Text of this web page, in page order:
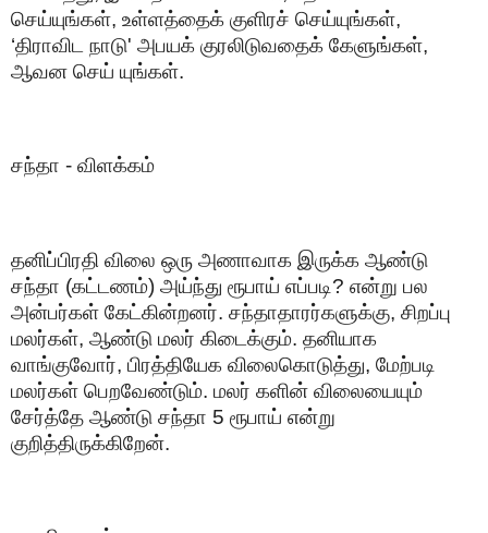
செய்யுங்கள், உள்ளத்தைக் குளிரச் செய்யுங்கள்,
‘திராவிட நாடு' அபயக் குரலிடுவதைக் கேளுங்கள்,
ஆவன செய் யுங்கள்.
சந்தா - விளக்கம்
தனிப்பிரதி விலை ஒரு அணாவாக இருக்க ஆண்டு
சந்தா (கட்டணம்) அய்ந்து ரூபாய் எப்படி? என்று பல
அன்பர்கள் கேட்கின்றனர். சந்தாதாரர்களுக்கு, சிறப்பு
மலர்கள், ஆண்டு மலர் கிடைக்கும். தனியாக
வாங்குவோர், பிரத்தியேக விலைகொடுத்து, மேற்படி
மலர்கள் பெறவேண்டும். மலர் களின் விலையையும்
சேர்த்தே ஆண்டு சந்தா 5 ரூபாய் என்று
குறித்திருக்கிறேன்.